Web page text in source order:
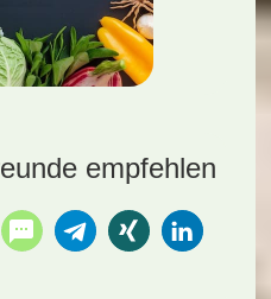
empfehlen